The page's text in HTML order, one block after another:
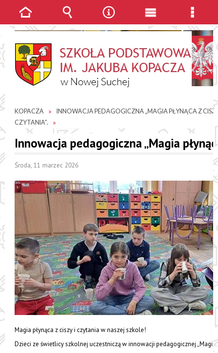
KOPACZA
INNOWACJA PEDAGOGICZNA „MAGIA PŁYNĄCA Z
CZYTANIA”.
Innowacja pedagogiczna „Magia
Środa, 11 marzec 2026
Magia płynąca z ciszy i czytania w naszej szkole!
Dzieci ze świetlicy szkolnej uczestniczą w innowacji pedagogicznej „Magia
Strona
główna
Wyszukiwarka
NarzędziaMenu
Menu